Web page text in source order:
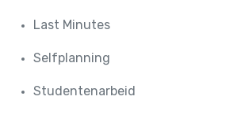
Last Minutes
Selfplanning
Studentenarbeid